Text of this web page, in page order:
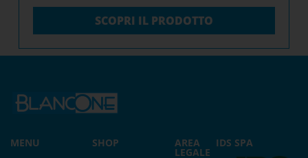
SCOPRI IL PRODOTTO
MENU
SHOP
AREA
LEGALE
IDS SPA